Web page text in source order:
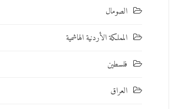
الصومال
المملكة الأردنية الهاشمية
فلسطين
العراق